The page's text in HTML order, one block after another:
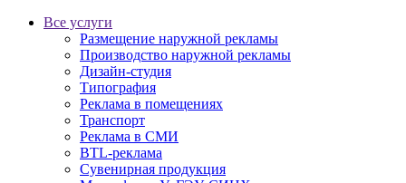
Все услуги
Размещение наружной рекламы
Производство наружной рекламы
Дизайн-студия
Типография
Реклама в помещениях
Транспорт
Реклама в СМИ
BTL-реклама
Сувенирная продукция